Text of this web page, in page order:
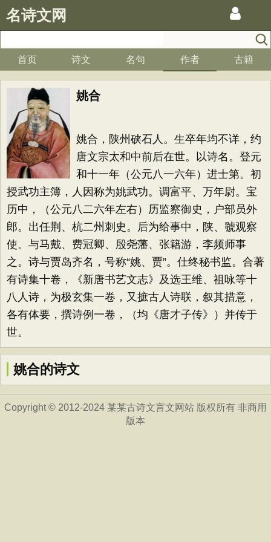
名诗文网
首页 诗文 名句 作者 古籍
姚合
姚合，陕州硖石人。生卒年均不详，约
唐文宗太和中前后在世。以诗名。登元
和十一年（公元八一六年）进士第。初
授武功主簿，人因称为姚武功。调富平、万年尉。宝
历中，（公元八二六年左右）历监察御史，户部员外
郎。出任荆、杭二州刺史。后为给事中，陕、虢观察
使。与马戴、费冠卿、殷尧藩、张籍游，李频师事
之。诗与贾岛齐名，号称“姚、贾”。仕终秘书监。合著
有诗集十卷，《新唐书艺文志》及选王维、祖咏等十
八人诗，为极玄集一卷，又摭古人诗联，叙其措意，
各有体要，撰诗例一卷，（均《唐才子传》）并传于
世。
姚合的诗文
Copyright © 2012-2024 某某古诗文言文网站 版权所有 非商用
版本